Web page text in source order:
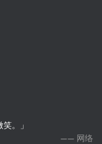
。」
—— 网络